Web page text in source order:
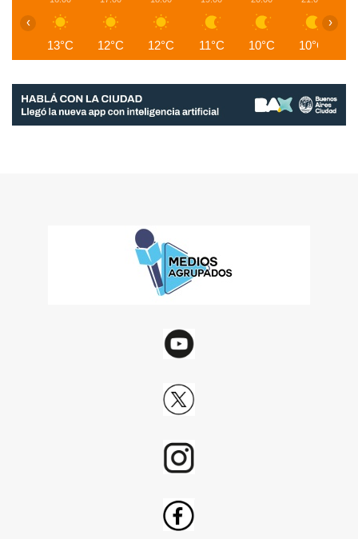
13°C 12°C 12°C 11°C 10°C 10°C
‹ ›